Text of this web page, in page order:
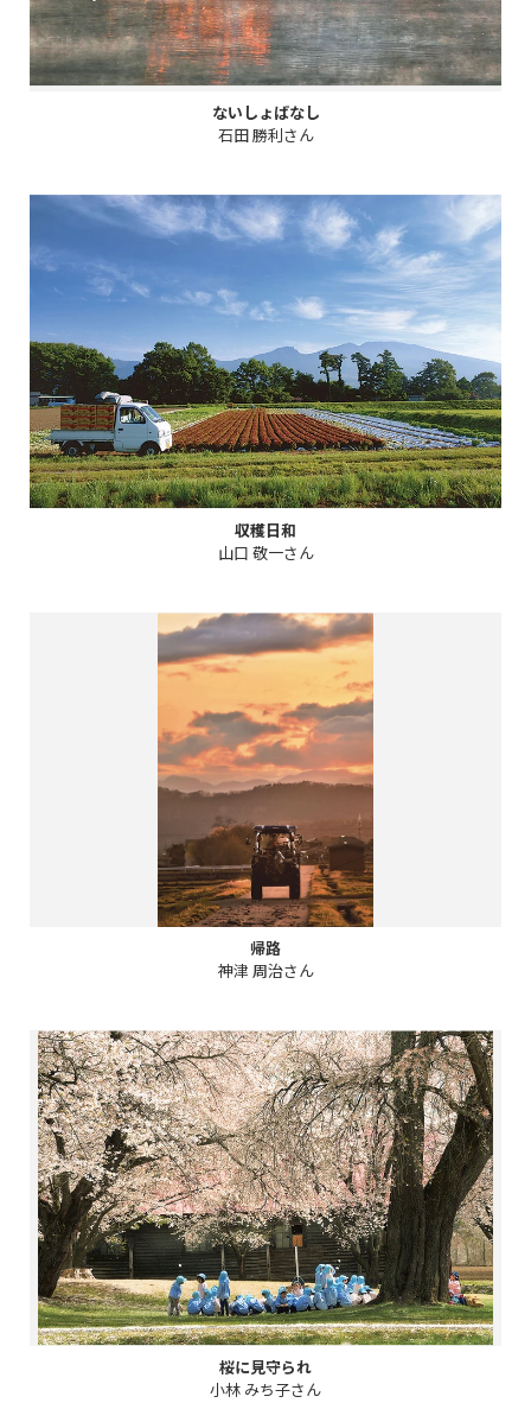
ないしょばなし
石田 勝利さん
収穫日和
山口 敬一さん
帰路
神津 周治さん
桜に見守られ
小林 みち子さん